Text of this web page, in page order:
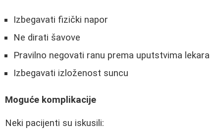
Izbegavati fizički napor
Ne dirati šavove
Pravilno negovati ranu prema uputstvima lekara
Izbegavati izloženost suncu
Moguće komplikacije
Neki pacijenti su iskusili: